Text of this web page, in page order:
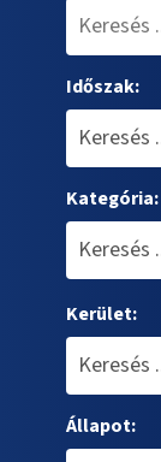
Időszak:
Kategória:
Kerület:
Állapot: